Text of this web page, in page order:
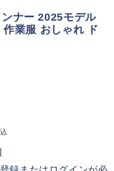
ナー 2025モデル
業服 おしゃれ ド